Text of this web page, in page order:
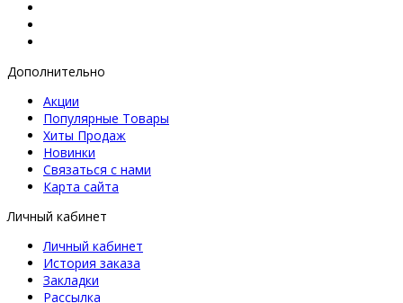
Дополнительно
Акции
Популярные Товары
Хиты Продаж
Новинки
Связаться с нами
Карта сайта
Личный кабинет
Личный кабинет
История заказа
Закладки
Рассылка